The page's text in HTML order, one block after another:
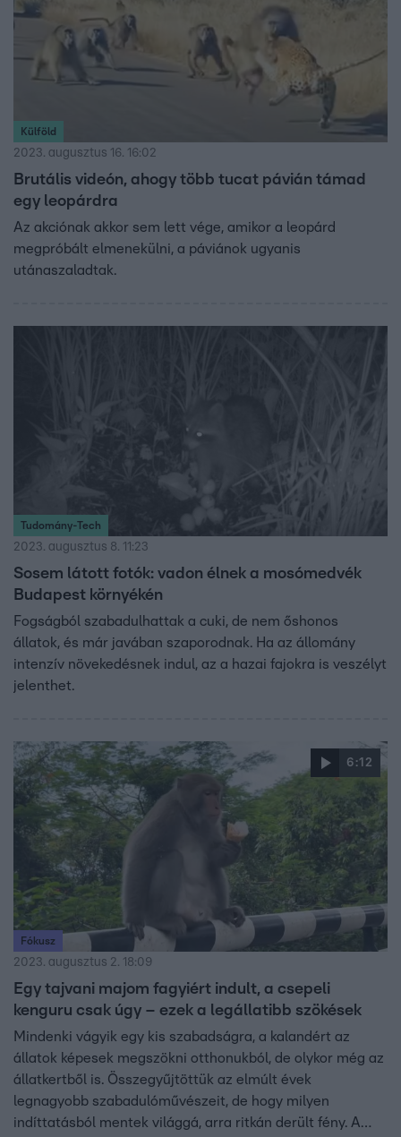
Külföld
2023. augusztus 16. 16:02
Brutális videón, ahogy több tucat pávián támad
egy leopárdra
Az akciónak akkor sem lett vége, amikor a leopárd
megpróbált elmenekülni, a páviánok ugyanis
utánaszaladtak.
Tudomány-Tech
2023. augusztus 8. 11:23
Sosem látott fotók: vadon élnek a mosómedvék
Budapest környékén
Fogságból szabadulhattak a cuki, de nem őshonos
állatok, és már javában szaporodnak. Ha az állomány
intenzív növekedésnek indul, az a hazai fajokra is veszélyt
jelenthet.
6:12
Fókusz
2023. augusztus 2. 18:09
Egy tajvani majom fagyiért indult, a csepeli
kenguru csak úgy – ezek a legállatibb szökések
Mindenki vágyik egy kis szabadságra, a kalandért az
állatok képesek megszökni otthonukból, de olykor még az
állatkertből is. Összegyűjtöttük az elmúlt évek
legnagyobb szabadulóművészeit, de hogy milyen
indíttatásból mentek világgá, arra ritkán derült fény. A